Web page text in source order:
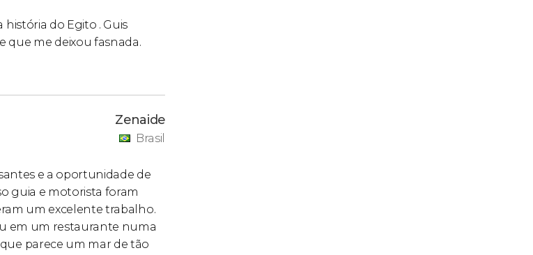
do Egito . Guis
que me deixou fasnada.
Zenaide
Brasil
e a oportunidade de
guia e motorista foram
um excelente trabalho.
em um restaurante numa
parece um mar de tão